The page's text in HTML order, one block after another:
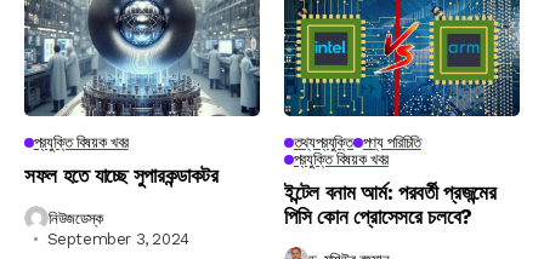
প্রযুক্তি বিষয়ক খবর
সফল হতে যাচ্ছে সুপারকন্ডাকটর
নিউজডেস্ক
September 3, 2024
তথ্যপ্রযুক্তি পণ্য পরিচিতি
প্রযুক্তি বিষয়ক খবর
ইন্টেল বনাম আর্ম: পরবর্তী প্রজন্মের
পিসি কোন প্রোসেসরে চলবে?